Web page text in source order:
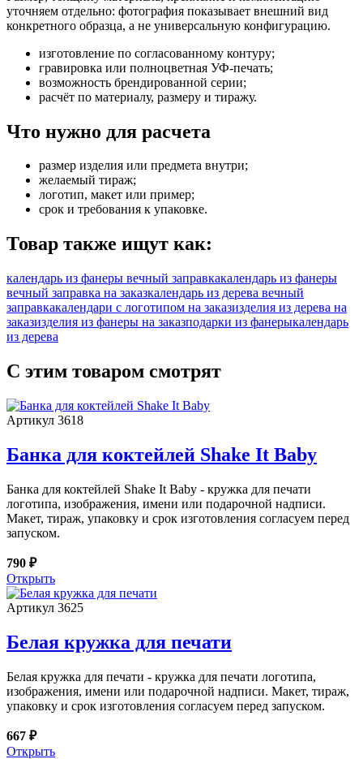
уточняем отдельно: фотография показывает внешний вид
конкретного образца, а не универсальную конфигурацию.
изготовление по согласованному контуру;
гравировка или полноцветная УФ-печать;
возможность брендированной серии;
расчёт по материалу, размеру и тиражу.
Что нужно для расчета
размер изделия или предмета внутри;
желаемый тираж;
логотип, макет или пример;
срок и требования к упаковке.
Товар также ищут как:
календарь из фанеры вечный заправкакалендарь из фанеры
вечный заправка на заказкалендарь из дерева вечный
заправкакалендари с логотипом на заказизделия из дерева на
заказизделия из фанеры на заказподарки из фанерыкалендарь
из дерева
С этим товаром смотрят
Артикул 3618
Банка для коктейлей Shake It Baby
Банка для коктейлей Shake It Baby - кружка для печати
логотипа, изображения, имени или подарочной надписи.
Макет, тираж, упаковку и срок изготовления согласуем перед
запуском.
790 ₽
Открыть
Артикул 3625
Белая кружка для печати
Белая кружка для печати - кружка для печати логотипа,
изображения, имени или подарочной надписи. Макет, тираж,
упаковку и срок изготовления согласуем перед запуском.
667 ₽
Открыть